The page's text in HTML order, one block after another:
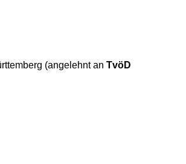
(angelehnt an TvöD